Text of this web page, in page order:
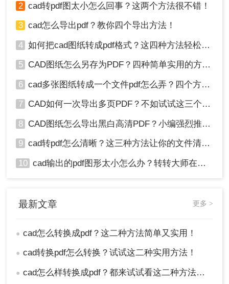
3、如果需要设置颜色和背景色，那么可以提
前设好，不然就是默认状态，设置好上传文件
4、开始转换。
5、转换成功，点击下载就可以了。
2 cad转pdf图太小怎么回事？这两个方法很不错！
3 cad怎么导出pdf？教你四个导出方法！
4 如何把cad图纸转成pdf格式？这四种方法轻松转换！
5 CAD图纸怎么另存为PDF？四种简单实用的方法推荐
6 cad多张图纸转成一个文件pdf怎么弄？四个方法帮你搞定！
7 CAD如何一次导出多页PDF？不如试试这三个方法！
8 CAD图纸怎么导出黑白高清PDF？小编强烈推荐这三种方法！
9 cad转pdf怎么清晰？这三种方法让你的文件清晰无比！
10 cad输出的pdf图形太小怎么办？转转大师在线搞定
最新文章 更多 >
● cad怎么转换成pdf？这二种方法简单又实用！
● cad转换pdf怎么转换？试试这二种实用方法！
● cad怎么样转换成pdf？都来试试看这二种方法吧！